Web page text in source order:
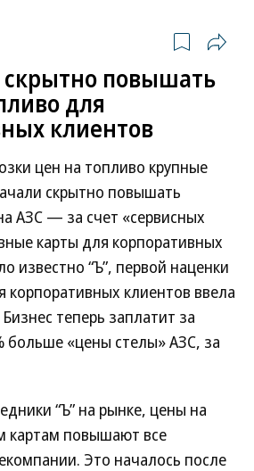
повышать
для
клиентов
цен на топливо крупные
скрытно повышать
АЗС — за счет «сервисных
карты для корпоративных
известно “Ъ”, первой наценки
корпоративных клиентов ввела
теперь заплатит за
больше «цены стелы» АЗС, за
“Ъ” на рынке, цены на
картам повышают все
Это началось после